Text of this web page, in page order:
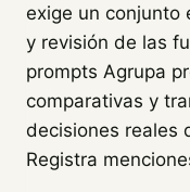
exige un conjunto
y revisión de las
prompts Agrupa
comparativas y
decisiones reales
Registra